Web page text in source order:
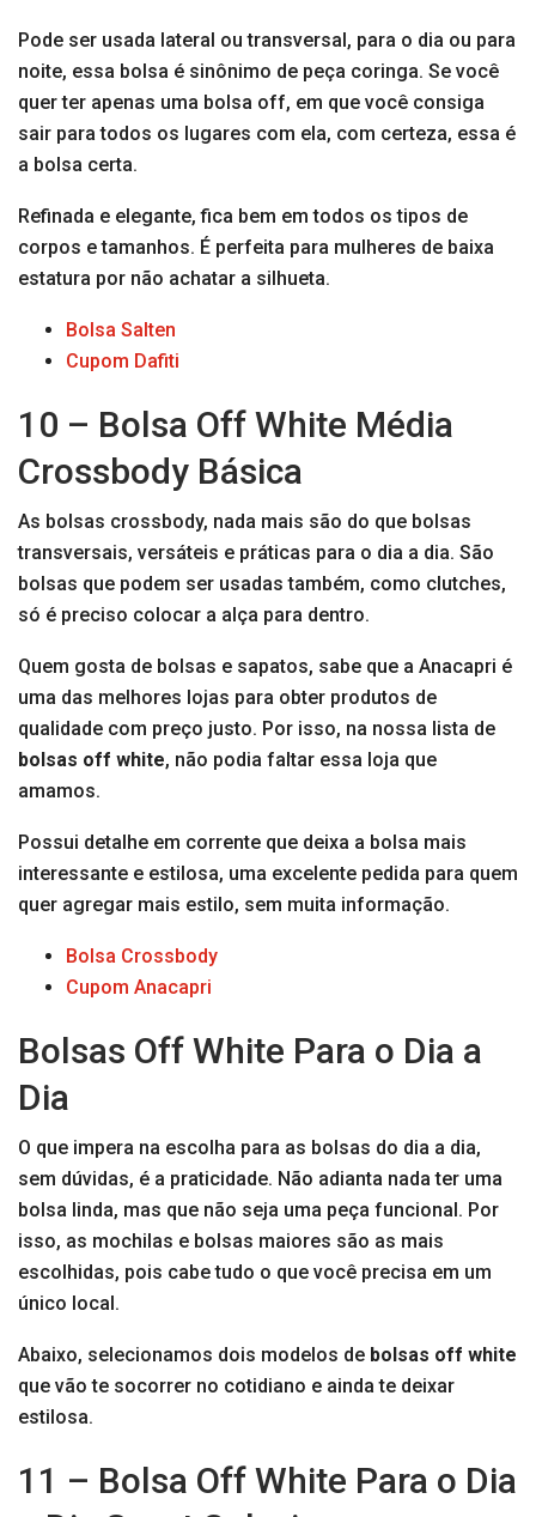
Pode ser usada lateral ou transversal, para o dia ou para
noite, essa bolsa é sinônimo de peça coringa. Se você
quer ter apenas uma bolsa off, em que você consiga
sair para todos os lugares com ela, com certeza, essa é
a bolsa certa.
Refinada e elegante, fica bem em todos os tipos de
corpos e tamanhos. É perfeita para mulheres de baixa
estatura por não achatar a silhueta.
Bolsa Salten
Cupom Dafiti
10 – Bolsa Off White Média
Crossbody Básica
As bolsas crossbody, nada mais são do que bolsas
transversais, versáteis e práticas para o dia a dia. São
bolsas que podem ser usadas também, como clutches,
só é preciso colocar a alça para dentro.
Quem gosta de bolsas e sapatos, sabe que a Anacapri é
uma das melhores lojas para obter produtos de
qualidade com preço justo. Por isso, na nossa lista de
bolsas off white, não podia faltar essa loja que
amamos.
Possui detalhe em corrente que deixa a bolsa mais
interessante e estilosa, uma excelente pedida para quem
quer agregar mais estilo, sem muita informação.
Bolsa Crossbody
Cupom Anacapri
Bolsas Off White Para o Dia a
Dia
O que impera na escolha para as bolsas do dia a dia,
sem dúvidas, é a praticidade. Não adianta nada ter uma
bolsa linda, mas que não seja uma peça funcional. Por
isso, as mochilas e bolsas maiores são as mais
escolhidas, pois cabe tudo o que você precisa em um
único local.
Abaixo, selecionamos dois modelos de bolsas off white
que vão te socorrer no cotidiano e ainda te deixar
estilosa.
11 – Bolsa Off White Para o Dia